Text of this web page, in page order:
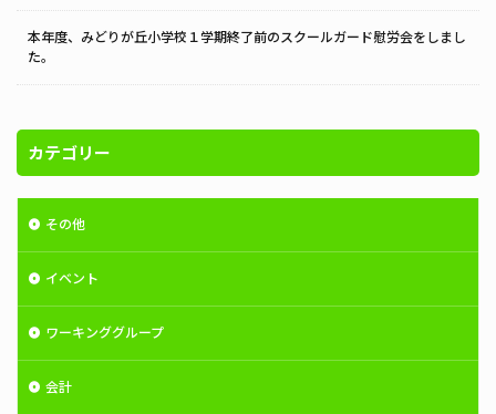
本年度、みどりが丘小学校１学期終了前のスクールガード慰労会をしまし
た。
カテゴリー
その他
イベント
ワーキンググループ
会計